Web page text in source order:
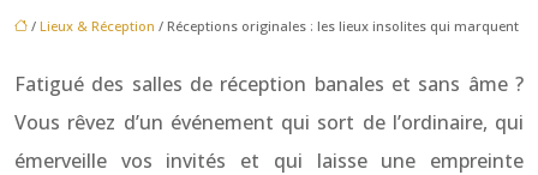
/ Lieux & Réception / Réceptions originales : les lieux insolites qui marquent
Fatigué des salles de réception banales et sans âme ?
Vous rêvez d’un événement qui sort de l’ordinaire, qui
émerveille vos invités et qui laisse une empreinte